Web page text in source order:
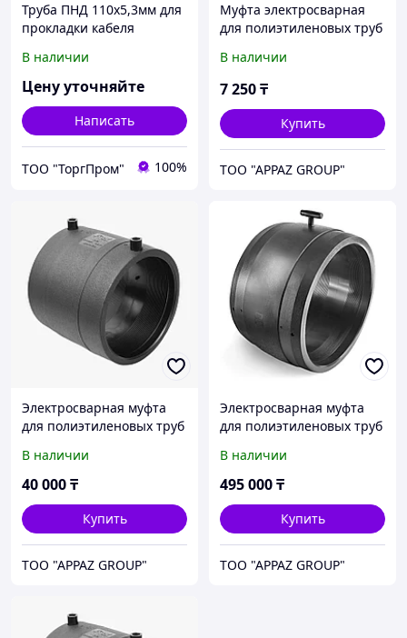
Труба ПНД 110х5,3мм для
прокладки кабеля
В наличии
Цену уточняйте
Написать
ТОО "ТоргПром" 100%
Муфта электросварная
для полиэтиленовых труб
В наличии
7 250₸
Купить
TOO "APPAZ GROUP"
Электросварная муфта
для полиэтиленовых труб
В наличии
40 000₸
Купить
TOO "APPAZ GROUP"
Электросварная муфта
для полиэтиленовых труб
В наличии
495 000₸
Купить
TOO "APPAZ GROUP"